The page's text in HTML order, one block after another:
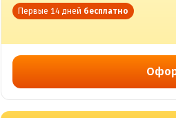
Первые 14 дней бесплатно